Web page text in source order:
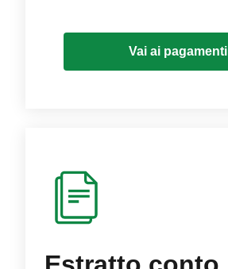
Vai ai pagamenti